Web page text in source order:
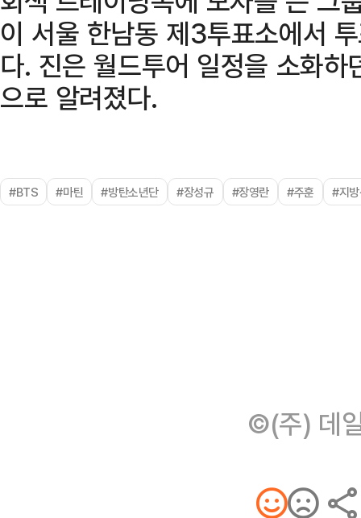
이 서울 한남동 제3투표소에서
다. 진은 월드투어 일정을 소화
으로 알려졌다.
#BTS #마틴 #방탄소년단 #장성규 #장영란 #주훈 #지
©(주) 데